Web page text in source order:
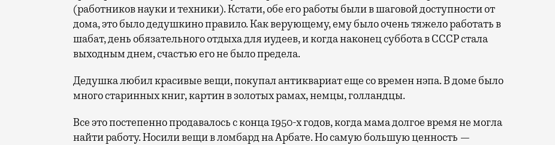
(работников науки и техники). Кстати, обе его работы были в шаговой доступности от
дома, это было дедушкино правило. Как верующему, ему было очень тяжело работать в
шабат, день обязательного отдыха для иудеев, и когда наконец суббота в СССР стала
выходным днем, счастью его не было предела.
Дедушка любил красивые вещи, покупал антиквариат еще со времен нэпа. В доме было
много старинных книг, картин в золотых рамах, немцы, голландцы.
Все это постепенно продавалось с конца 1950-х годов, когда мама долгое время не могла
найти работу. Носили вещи в ломбард на Арбате. Но самую большую ценность —